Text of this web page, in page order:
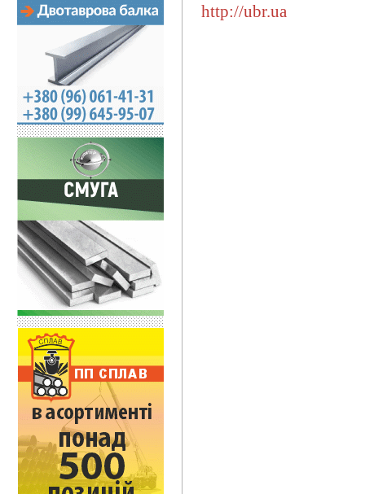
http://ubr.ua